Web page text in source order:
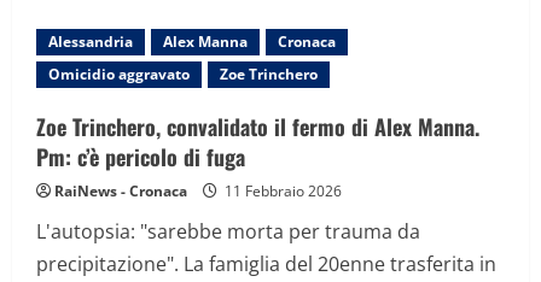
Alessandria Alex Manna
Cronaca
Omicidio aggravato
Zoe Trinchero
Zoe Trinchero, convalidato il fermo di Alex Manna.
Pm: c’è pericolo di fuga
RaiNews - Cronaca 11 Febbraio 2026
L'autopsia: "sarebbe morta per trauma da
precipitazione". La famiglia del 20enne trasferita in